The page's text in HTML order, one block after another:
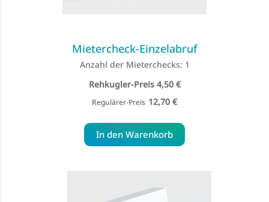
Mietercheck-Einzelabruf
Anzahl der Mieterchecks: 1
Special
Price
4,50 €
Regulärer-Preis 12,70 €
In den Warenkorb